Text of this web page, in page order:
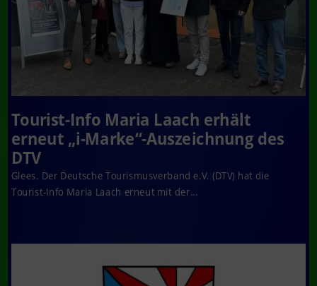
Tourist-Info Maria Laach erhält
erneut „i-Marke“-Auszeichnung des
DTV
Glees. Der Deutsche Tourismusverband e.V. (DTV) hat die
Tourist-Info Maria Laach erneut mit der...